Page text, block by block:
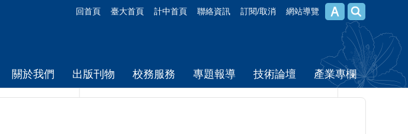
回首頁 臺大首頁 計中首頁 聯絡資訊 訂閱/取消 網站導覽
關於我們 出版刊物 校務服務 專題報導 技術論壇 產業專欄